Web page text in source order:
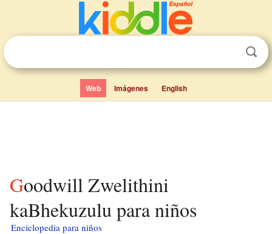
Web Imágenes English
Goodwill Zwelithini
kaBhekuzulu para niños
Enciclopedia para niños